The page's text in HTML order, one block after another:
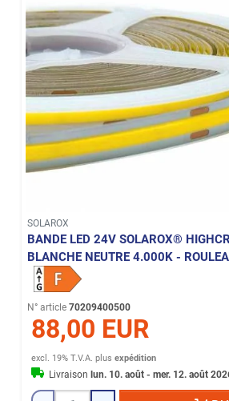
SOLAROX
BANDE LED 24V SOLAROX®
BLANCHE NEUTRE 4.000K -
N° article 70209400500
88,00 EUR
excl. 19% T.V.A. plusexpédition
Livraisonlun. 10. août - mer. 12. août